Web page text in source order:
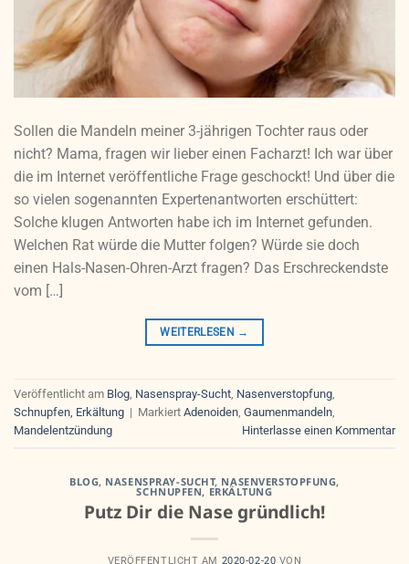
Sollen die Mandeln meiner 3-jährigen Tochter raus oder
nicht? Mama, fragen wir lieber einen Facharzt! Ich war über
die im Internet veröffentliche Frage geschockt! Und über die
so vielen sogenannten Expertenantworten erschüttert:
Solche klugen Antworten habe ich im Internet gefunden.
Welchen Rat würde die Mutter folgen? Würde sie doch
einen Hals-Nasen-Ohren-Arzt fragen? Das Erschreckendste
vom […]
WEITERLESEN →
Veröffentlicht am Blog Nasenspray-Sucht Nasenverstopfung
Schnupfen, Erkältung | Markiert Adenoiden Gaumenmandeln
Mandelentzündung
Hinterlasse einen Kommentar
BLOG, NASENSPRAY-SUCHT, NASENVERSTOPFUNG,
SCHNUPFEN, ERKÄLTUNG
Putz Dir die Nase gründlich!
VERÖFFENTLICHT AM 2020-02-20 VON